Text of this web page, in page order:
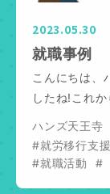
2023.05.30
就職事例
こんにちは、
したね!これ
ハンズ天王寺
#就労移行支援
#就職活動
#